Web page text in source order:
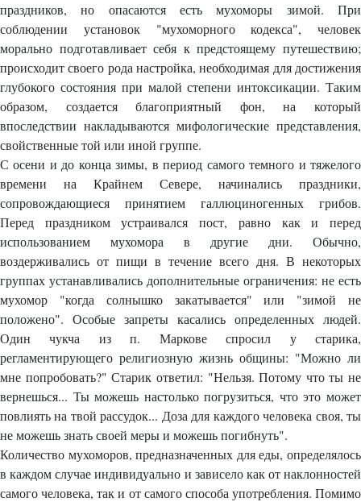
праздников, но опасаются есть мухоморы зимой. При
соблюдении установок "мухоморного кодекса", человек
морально подготавливает себя к предстоящему путешествию;
происходит своего рода настройка, необходимая для достижения
глубокого состояния при малой степени интоксикации. Таким
образом, создается благоприятный фон, на который
впоследствии накладываются мифологические представления,
свойственные той или иной группе.
С осени и до конца зимы, в период самого темного и тяжелого
времени на Крайнем Севере, начинались праздники,
сопровождающиеся принятием галлюциногенных грибов.
Перед праздником устраивался пост, равно как и перед
использованием мухомора в другие дни. Обычно,
воздерживались от пищи в течение всего дня. В некоторых
группах устанавливались дополнительные ограничения: не есть
мухомор "когда солнышко закатывается" или "зимой не
положено". Особые запреты касались определенных людей.
Один чукча из п. Маркове спросил у старика,
регламентирующего религиозную жизнь общины: "Можно ли
мне попробовать?" Старик ответил: "Нельзя. Потому что ты не
вернешься... Ты можешь настолько погрузиться, что это может
повлиять на твой рассудок... Доза для каждого человека своя, ты
не можешь знать своей меры и можешь погибнуть".
Количество мухоморов, предназначенных для еды, определялось
в каждом случае индивидуально и зависело как от наклонностей
самого человека, так и от самого способа употребления. Помимо